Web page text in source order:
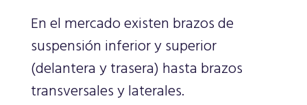
En el mercado existen brazos de
suspensión inferior y superior
(delantera y trasera) hasta brazos
transversales y laterales.